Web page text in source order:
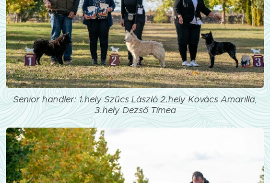
Senior handler: 1.hely Szűcs László 2.hely Kovács Amarilla,
3.hely Dezső Tímea